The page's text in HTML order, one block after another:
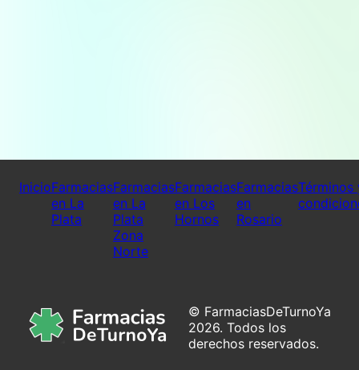
InicioFarmacias
en La
Plata
Farmacias
en La
Plata
Zona
Norte
Farmacias
en Los
Hornos
Farmacias
en
Rosario
Términos
© FarmaciasDeTurnoYa
2026. Todos los
derechos reservados.